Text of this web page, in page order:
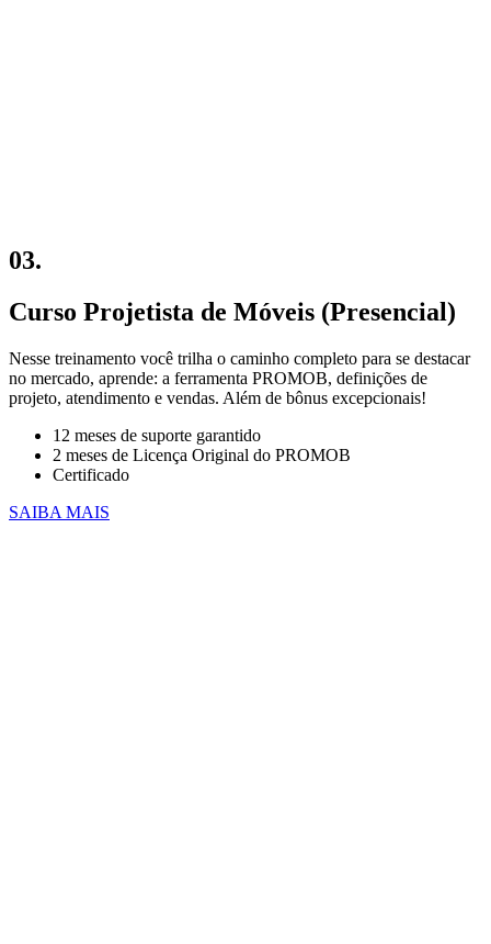
03.
Curso Projetista de Móveis (Presencial)
Nesse treinamento você trilha o caminho completo para se destacar
no mercado, aprende: a ferramenta PROMOB, definições de
projeto, atendimento e vendas. Além de bônus excepcionais!
12 meses de suporte garantido
2 meses de Licença Original do PROMOB
Certificado
SAIBA MAIS